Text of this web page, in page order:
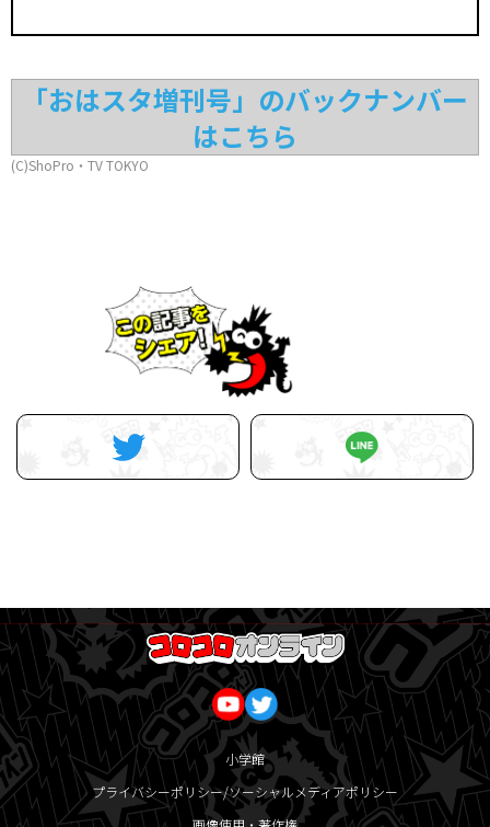
「おはスタ増刊号」のバックナンバー
はこちら
(C)ShoPro・TV TOKYO
小学館
プライバシーポリシー/ソーシャルメディアポリシー